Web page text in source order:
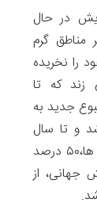
در حال
مناطق گرم
را نخریده
زند که تا
جدید به
شد و تا سال
۲۰۳۰، تقاضای برق برای خنک کردن ساختمان ها،۵۰ درصد
جهانی، از